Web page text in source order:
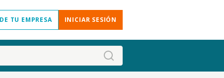
TU EMPRESA INICIAR SESIÓN